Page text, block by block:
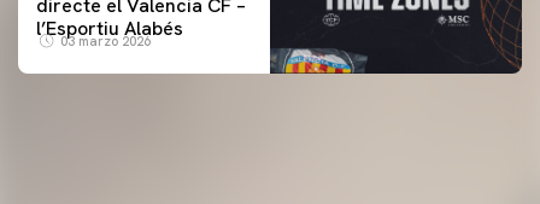
l’Esportiu Alabés
03 marzo 2026